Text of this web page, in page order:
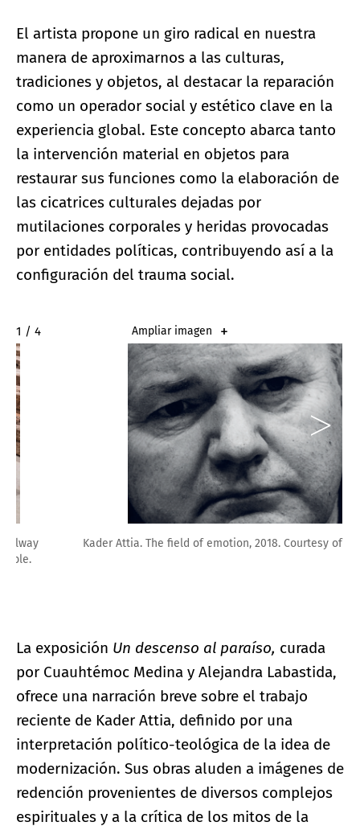
El artista propone un giro radical en nuestra
manera de aproximarnos a las culturas,
tradiciones y objetos, al destacar la reparación
como un operador social y estético clave en la
experiencia global. Este concepto abarca tanto
la intervención material en objetos para
restaurar sus funciones como la elaboración de
las cicatrices culturales dejadas por
mutilaciones corporales y heridas provocadas
por entidades políticas, contribuyendo así a la
configuración del trauma social.
2 / 4 Ampliar imagen
Kader Attia. The field of emotion, 2018. Courtesy of MUAC
La exposición Un descenso al paraíso, curada
por Cuauhtémoc Medina y Alejandra Labastida,
ofrece una narración breve sobre el trabajo
reciente de Kader Attia, definido por una
interpretación político-teológica de la idea de
modernización. Sus obras aluden a imágenes de
redención provenientes de diversos complejos
espirituales y a la crítica de los mitos de la